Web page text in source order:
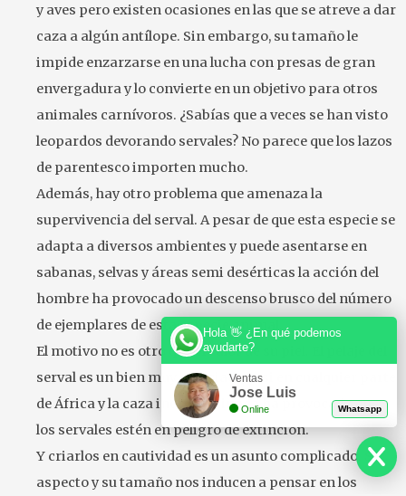
y aves pero existen ocasiones en las que se atreve a dar
caza a algún antílope. Sin embargo, su tamaño le
impide enzarzarse en una lucha con presas de gran
envergadura y lo convierte en un objetivo para otros
animales carnívoros. ¿Sabías que a veces se han visto
leopardos devorando servales? No parece que los lazos
de parentesco importen mucho.
Además, hay otro problema que amenaza la
supervivencia del serval. A pesar de que esta especie se
adapta a diversos ambientes y puede asentarse en
sabanas, selvas y áreas semi desérticas la acción del
hombre ha provocado un descenso brusco del número
de ejemplares de esta especie animal.
El motivo no es otro que el valor de su piel. El pelaje del
serval es un bien muy codiciado casi en cualquier parte
de África y la caza indiscriminada ha provocado que
los servales estén en peligro de extinción.
Y criarlos en cautividad es un asunto complicado. Su
aspecto y su tamaño nos inducen a pensar en los
Hola 👋 ¿En qué podemos
ayudarte?
Ventas
Jose Luis
Online Whatsapp